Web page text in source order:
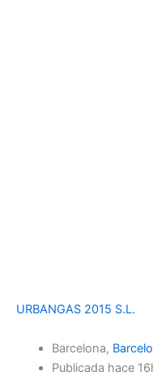
URBANGAS 2015 S.L.
Barcelona,
Publicada hace